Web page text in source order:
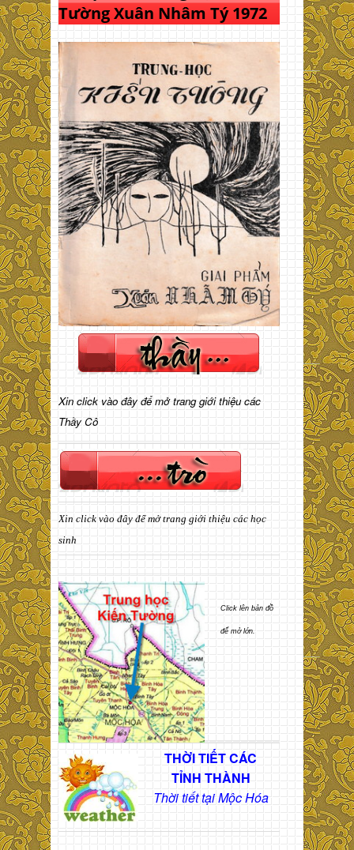
Tường Xuân Nhâm Tý 1972
Xin click vào đây để mở trang giới thiệu các
Thầy Cô
Xin click vào đây để mở trang giới thiệu các học
sinh
Click lên bản đồ
để mở lớn.
THỜI TIẾT CÁC
TỈNH THÀNH
Thời tiết tại Mộc Hóa